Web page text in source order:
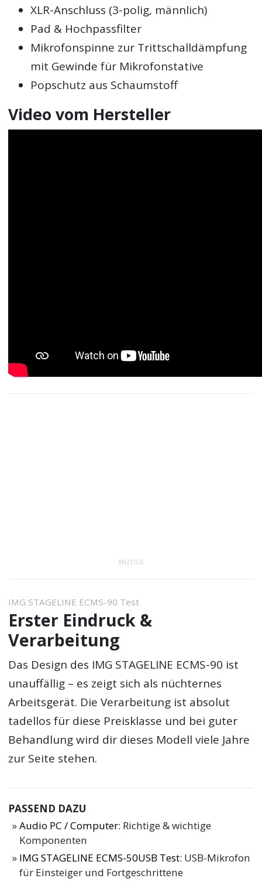
XLR-Anschluss (3-polig, männlich)
Pad & Hochpassfilter
Mikrofonspinne zur Trittschalldämpfung
mit Gewinde für Mikrofonstative
Popschutz aus Schaumstoff
Video vom Hersteller
ANZEIGE
IMG STAGELINE ECMS-90 Test
Erster Eindruck &
Verarbeitung
Das Design des IMG STAGELINE ECMS-90 ist
unauffällig – es zeigt sich als nüchternes
Arbeitsgerät. Die Verarbeitung ist absolut
tadellos für diese Preisklasse und bei guter
Behandlung wird dir dieses Modell viele Jahre
zur Seite stehen.
PASSEND DAZU
Audio PC / Computer: Richtige & wichtige
Komponenten
IMG STAGELINE ECMS-50USB Test: USB-Mikrofon
für Einsteiger und Fortgeschrittene